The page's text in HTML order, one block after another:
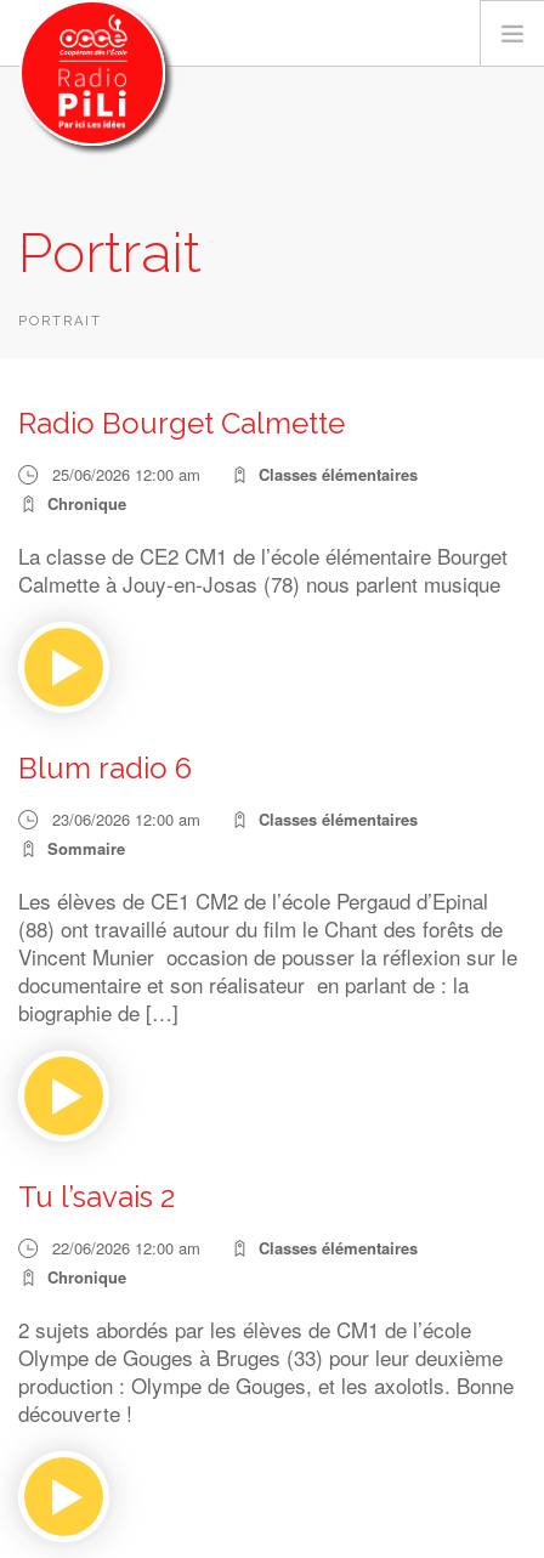
GRILLE DES PROGRAMMES
EMISSIONS / PODCASTS
RECHERCHER
Portrait
PORTRAIT
Radio Bourget Calmette
25/06/2026 12:00 am
Classes élémentaires
Chronique
La classe de CE2 CM1 de l’école élémentaire Bourget
Calmette à Jouy-en-Josas (78) nous parlent musique
Blum radio 6
23/06/2026 12:00 am
Classes élémentaires
Sommaire
Les élèves de CE1 CM2 de l’école Pergaud d’Epinal
(88) ont travaillé autour du film le Chant des forêts de
Vincent Munier occasion de pousser la réflexion sur le
documentaire et son réalisateur en parlant de : la
biographie de […]
Tu l’savais 2
22/06/2026 12:00 am
Classes élémentaires
Chronique
2 sujets abordés par les élèves de CM1 de l’école
Olympe de Gouges à Bruges (33) pour leur deuxième
production : Olympe de Gouges, et les axolotls. Bonne
découverte !